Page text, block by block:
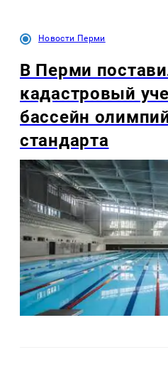
Новости Перми
В Перми
кадастровый
бассейн
стандарта